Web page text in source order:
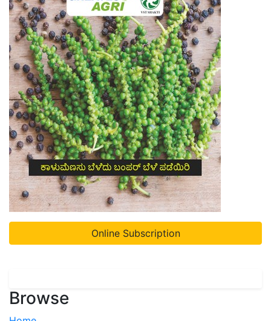
Online Subscription
Browse